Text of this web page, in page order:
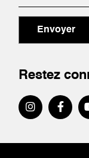
Envoyer
Restez